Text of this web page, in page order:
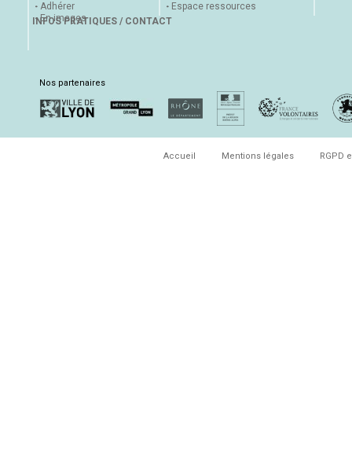
Adhérer
En images
Espace ressources
INFOS PRATIQUES / CONTACT
Nos partenaires
Accueil Mentions légales RGPD